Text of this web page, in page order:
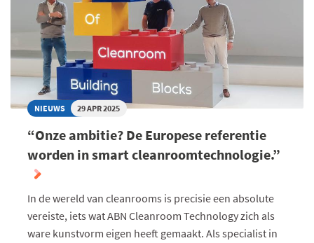
ALS
GIDS
NIEUWS 29 APR 2025
“Onze ambitie? De Europese referentie
worden in smart cleanroomtechnologie.”
In de wereld van cleanrooms is precisie een absolute
vereiste, iets wat ABN Cleanroom Technology zich als
ware kunstvorm eigen heeft gemaakt. Als specialist in